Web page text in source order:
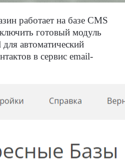
работает на базе CMS
готовый модуль
автоматический
в сервис email-